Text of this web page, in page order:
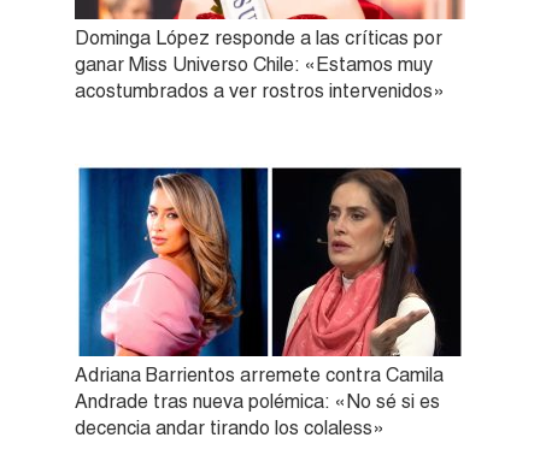
Dominga López responde a las críticas por
ganar Miss Universo Chile: «Estamos muy
acostumbrados a ver rostros intervenidos»
Adriana Barrientos arremete contra Camila
Andrade tras nueva polémica: «No sé si es
decencia andar tirando los colaless»